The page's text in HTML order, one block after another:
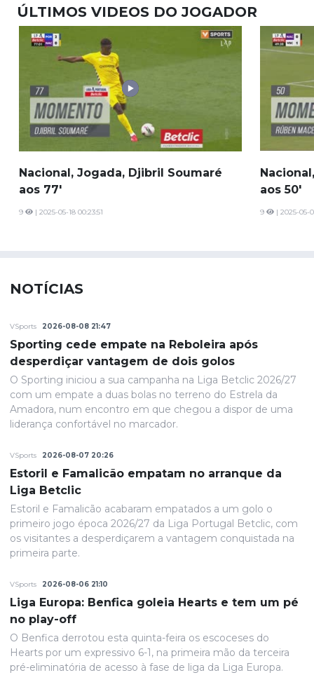
ÚLTIMOS VIDEOS DO JOGADOR
Nacional, Jogada, Djibril Soumaré
aos 77'
9 | 2025-05-18 00:23:51
aos 50'
9 | 2025-05-
NOTÍCIAS
VSports 2026-08-08 21:47
Sporting cede empate na Reboleira após
desperdiçar vantagem de dois golos
O Sporting iniciou a sua campanha na Liga Betclic 2026/27
com um empate a duas bolas no terreno do Estrela da
Amadora, num encontro em que chegou a dispor de uma
liderança confortável no marcador.
VSports 2026-08-07 20:26
Estoril e Famalicão empatam no arranque da
Liga Betclic
Estoril e Famalicão acabaram empatados a um golo o
primeiro jogo época 2026/27 da Liga Portugal Betclic, com
os visitantes a desperdiçarem a vantagem conquistada na
primeira parte.
VSports 2026-08-06 21:10
Liga Europa: Benfica goleia Hearts e tem um pé
no play-off
O Benfica derrotou esta quinta-feira os escoceses do
Hearts por um expressivo 6-1, na primeira mão da terceira
pré-eliminatória de acesso à fase de liga da Liga Europa.